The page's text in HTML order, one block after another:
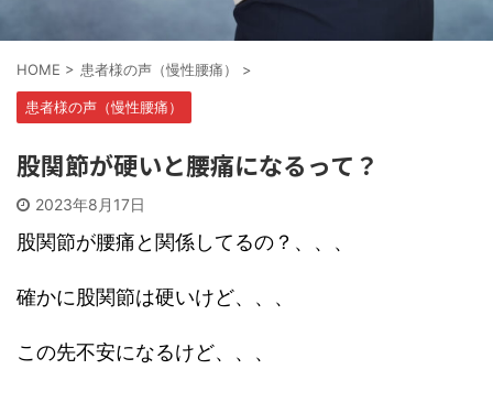
HOME > 患者様の声（慢性腰痛） >
患者様の声（慢性腰痛）
股関節が硬いと腰痛になるって？
2023年8月17日
股関節が腰痛と関係してるの？、、、
確かに股関節は硬いけど、、、
この先不安になるけど、、、